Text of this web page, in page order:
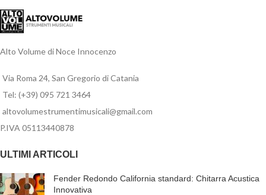
Alto Volume di Noce Innocenzo
Via Roma 24, San Gregorio di Catania
Tel: (+39) 095 721 3464
altovolumestrumentimusicali@gmail.com
P.IVA 05113440878
ULTIMI ARTICOLI
Fender Redondo California standard: Chitarra Acustica
Innovativa